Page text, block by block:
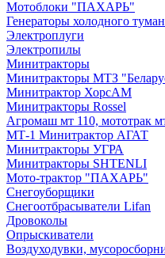
Мотоблоки "ПАХАРЬ"
Генераторы холодного
Электроплуги
Электропилы
Минитракторы
Минитракторы МТЗ
Минитрактор ХорсАМ
Минитракторы Rossel
Агромаш мт 110, мототрак
МТ-1 Минитрактор АГАТ
Минитракторы УГРА
Минитракторы SHTENLI
Мото-трактор "ПАХАРЬ"
Снегоуборщики
Снегоотбрасыватели Lifan
Дровоколы
Опрыскиватели
Воздуходувки,